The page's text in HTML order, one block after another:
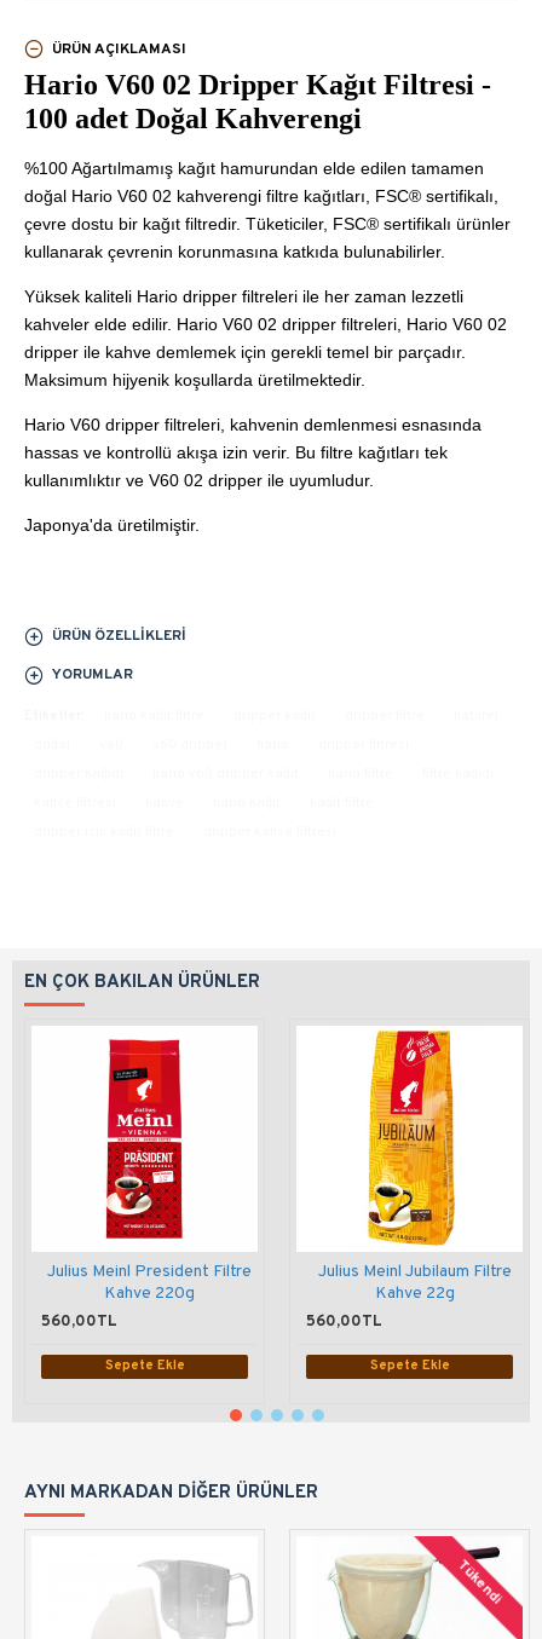
ÜRÜN AÇIKLAMASI
Hario V60 02 Dripper Kağıt Filtresi -
100 adet Doğal Kahverengi
%100 Ağartılmamış kağıt hamurundan elde edilen tamamen
doğal Hario V60 02 kahverengi filtre kağıtları, FSC® sertifikalı,
çevre dostu bir kağıt filtredir. Tüketiciler, FSC® sertifikalı ürünler
kullanarak çevrenin korunmasına katkıda bulunabilirler.
Yüksek kaliteli Hario dripper filtreleri ile her zaman lezzetli
kahveler elde edilir. Hario V60 02 dripper filtreleri, Hario V60 02
dripper ile kahve demlemek için gerekli temel bir parçadır.
Maksimum hijyenik koşullarda üretilmektedir.
Hario V60 dripper filtreleri, kahvenin demlenmesi esnasında
hassas ve kontrollü akışa izin verir. Bu filtre kağıtları tek
kullanımlıktır ve V60 02 dripper ile uyumludur.
Japonya'da üretilmiştir.
ÜRÜN ÖZELLIKLERI
YORUMLAR
EN ÇOK BAKILAN ÜRÜNLER
Julius Meinl President Filtre
Kahve 220g
560,00TL
Sepete Ekle
Julius Meinl Jubilaum Filtre
Kahve 22g
560,00TL
Sepete Ekle
AYNI MARKADAN DIĞER ÜRÜNLER
Tükendi